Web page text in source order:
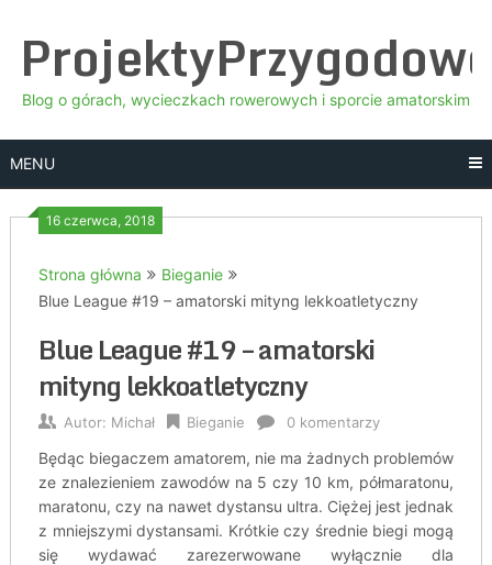
content
Blog o górach, wycieczkach rowerowych i sporcie amatorskim
MENU
16 czerwca, 2018
Strona główna
Bieganie
Blue League #19 – amatorski mityng lekkoatletyczny
Blue League #19 – amatorski
mityng lekkoatletyczny
Autor: Michał Bieganie 0 komentarzy
Będąc biegaczem amatorem, nie ma żadnych problemów
ze znalezieniem zawodów na 5 czy 10 km, półmaratonu,
maratonu, czy na nawet dystansu ultra. Ciężej jest jednak
z mniejszymi dystansami. Krótkie czy średnie biegi mogą
się wydawać zarezerwowane wyłącznie dla